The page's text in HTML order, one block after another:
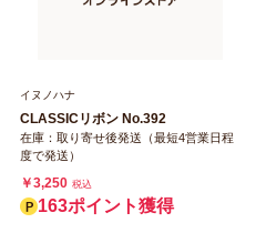
イヌノハナ
CLASSICリボン No.392
在庫：取り寄せ後発送（最短4営業日程
度で発送）
￥3,250 税込
163ポイント獲得